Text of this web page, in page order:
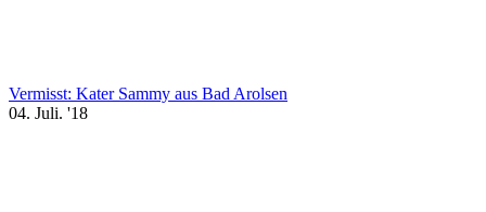
Vermisst: Kater Sammy aus Bad Arolsen
04. Juli. '18